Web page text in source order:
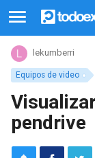
Equipos de video
lekumberri
pendrive